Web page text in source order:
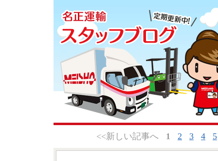
<<新しい記事へ 1 2 3 4 5